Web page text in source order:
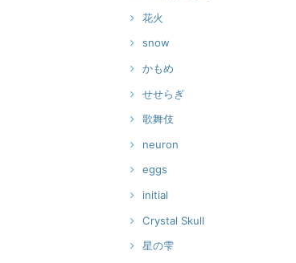
花火
snow
かもめ
せせらぎ
歌舞伎
neuron
eggs
initial
Crystal Skull
星の雫